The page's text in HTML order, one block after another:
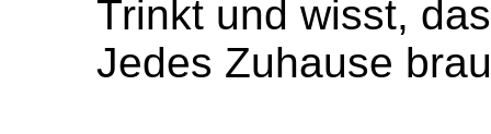
Trinkt und wisst,
Jedes Zuhause